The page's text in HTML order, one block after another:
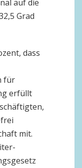
auf die
Grad
dass
für
erfüllt
mit.